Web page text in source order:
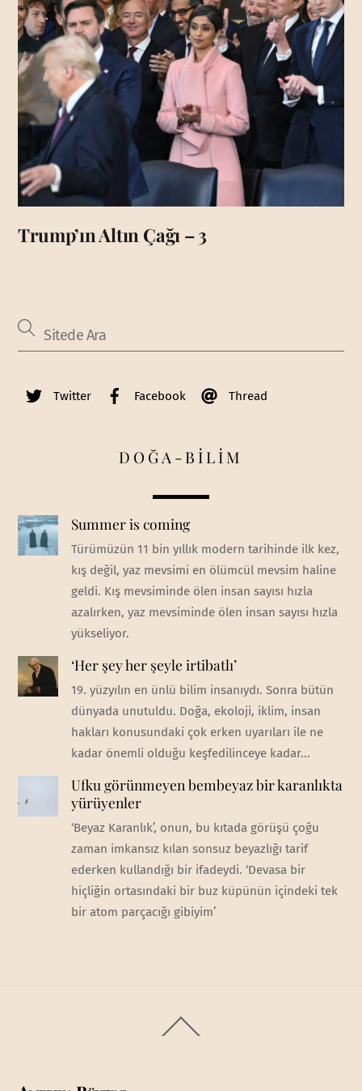
Trump’ın Altın Çağı – 3
Twitter Facebook Thread
DOĞA-BİLİM
Summer is coming
Türümüzün 11 bin yıllık modern tarihinde ilk kez,
kış değil, yaz mevsimi en ölümcül mevsim haline
geldi. Kış mevsiminde ölen insan sayısı hızla
azalırken, yaz mevsiminde ölen insan sayısı hızla
yükseliyor.
‘Her şey her şeyle irtibatlı’
19. yüzyılın en ünlü bilim insanıydı. Sonra bütün
dünyada unutuldu. Doğa, ekoloji, iklim, insan
hakları konusundaki çok erken uyarıları ile ne
kadar önemli olduğu keşfedilinceye kadar...
Ufku görünmeyen bembeyaz bir karanlıkta
yürüyenler
‘Beyaz Karanlık’, onun, bu kıtada görüşü çoğu
zaman imkansız kılan sonsuz beyazlığı tarif
ederken kullandığı bir ifadeydi. ‘Devasa bir
hiçliğin ortasındaki bir buz küpünün içindeki tek
bir atom parçacığı gibiyim’
To